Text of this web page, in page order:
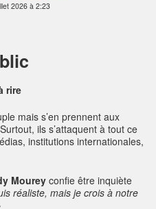
2026 à 2:23
rire
mais s’en prennent aux
ils s’attaquent à tout ce
institutions internationales,
Moureyconfie être inquiète
réaliste, mais je crois à notre